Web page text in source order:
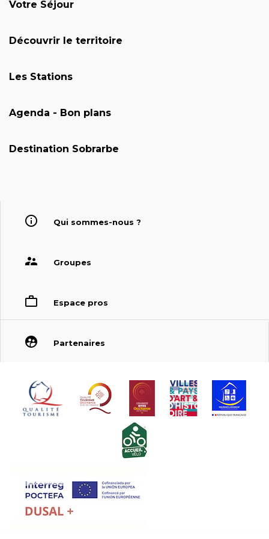
Votre Séjour
Découvrir le territoire
Les Stations
Agenda - Bon plans
Destination Sobrarbe
Qui sommes-nous ?
Groupes
Espace pros
Partenaires